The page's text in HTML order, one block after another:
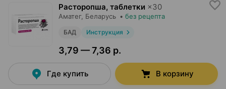
Расторопша, таблетки ×30
Аматег, Беларусь • без рецепта
БАД Инструкция
3,79 — 7,36 р.
Где купить В корзину